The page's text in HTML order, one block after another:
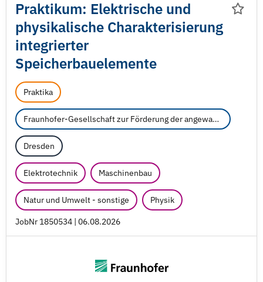
Praktikum: Elektrische und
physikalische Charakterisierung
integrierter
Speicherbauelemente
Praktika
Fraunhofer-Gesellschaft zur Förderung der angewandten Forschung e.V.
Dresden
Elektrotechnik Maschinenbau
Natur und Umwelt - sonstige Physik
JobNr 1850534 | 06.08.2026